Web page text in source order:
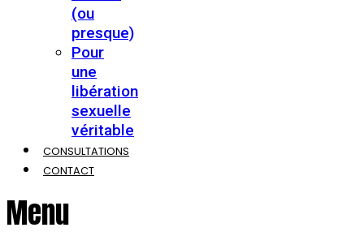
(ou
presque)
Pour
une
libération
sexuelle
véritable
CONSULTATIONS
CONTACT
Menu